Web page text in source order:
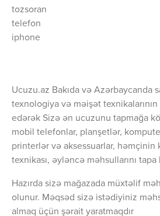
tozsoran
telefon
iphone
Ucuzu.az Bakıda və Azərbaycanda
texnologiya və məişət
edərək Sizə ən ucuzunu tapmağa
mobil telefonlar, planşetlər,
printerlər və aksessuarlar,
texnikası, əyləncə məhsullarını
Hazırda sizə mağazada müxtəlif
olunur. Məqsəd sizə istədiyiniz
almaq üçün şərait yaratmaqdır